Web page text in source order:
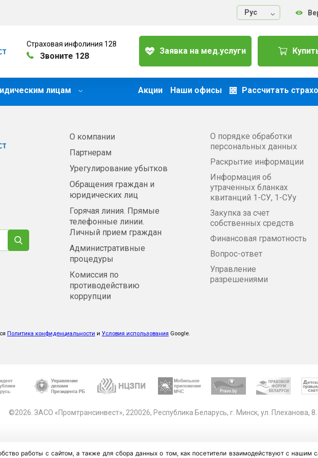
Руc
Страховая инфолиния 128
Звоните 128
Заявка на мед.услуги
лицам Акции Наши офисы Рассчитать
О компании
Партнерам
Урегулирование убытков
Обращения граждан и
юридических лиц
Горячая линия. Прямые
телефонные линии.
Личный прием граждан
Административные
процедуры
Комиссия по
противодействию
коррупции
О порядке обработки
персональных данных
Раскрытие информации
Информация об
утраченных бланках
квитанций 1-СУ, 1-СУу
Закупка за счет
собственных средств
Финансовая грамотность
Вопрос-ответ
Управление
разрешениями
Политика конфиденциальности и Условия использования Google.
©2026. ЗАСО «Промтрансинвест», 220026, Республика Беларусь, г. Минск, ул. Плеханова,
работы с сайтом, а также для сбора данных о том, как посетители взаимодействуют с